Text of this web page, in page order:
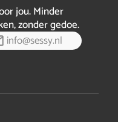
jou. Minder
zonder gedoe.
info@sessy.nl